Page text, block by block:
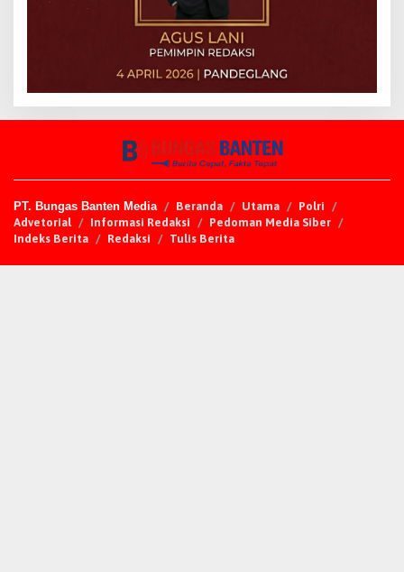
PT. Bungas Banten Media Beranda Utama
Polri
Advetorial
Informasi Redaksi
Pedoman Media Siber
Indeks Berita
Redaksi Tulis Berita